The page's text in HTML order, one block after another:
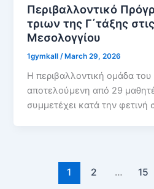
Περιβαλλοντικό
τριων της Γ΄τάξης
Μεσολογγίου
1gymkall /March 29, 2026
Η περιβαλλοντική ομάδα
αποτελούμενη από 29
συμμετέχει κατά την φετινή
1 2 … 15